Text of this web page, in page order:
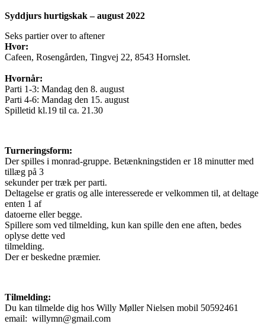
Syddjurs hurtigskak – august 2022
Seks partier over to aftener
Hvor:
Cafeen, Rosengården, Tingvej 22, 8543 Hornslet.
Hvornår:
Parti 1-3: Mandag den 8. august
Parti 4-6: Mandag den 15. august
Spilletid kl.19 til ca. 21.30
Turneringsform:
Der spilles i monrad-gruppe. Betænkningstiden er 18 minutter med
tillæg på 3
sekunder per træk per parti.
Deltagelse er gratis og alle interesserede er velkommen til, at deltage
enten 1 af
datoerne eller begge.
Spillere som ved tilmelding, kun kan spille den ene aften, bedes
oplyse dette ved
tilmelding.
Der er beskedne præmier.
Tilmelding:
Du kan tilmelde dig hos Willy Møller Nielsen mobil 50592461
email: willymn@gmail.com